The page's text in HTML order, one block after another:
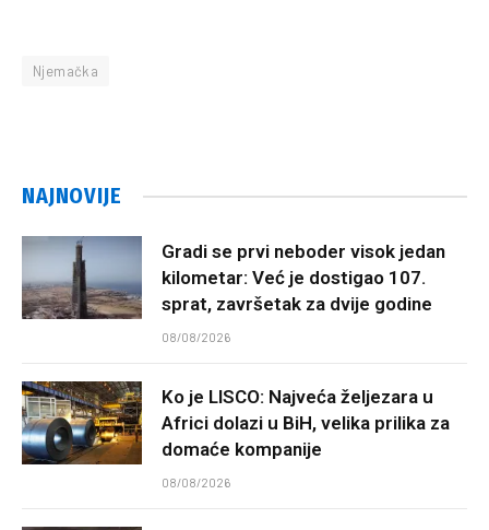
Njemačka
NAJNOVIJE
Gradi se prvi neboder visok jedan
kilometar: Već je dostigao 107.
sprat, završetak za dvije godine
08/08/2026
Ko je LISCO: Najveća željezara u
Africi dolazi u BiH, velika prilika za
domaće kompanije
08/08/2026